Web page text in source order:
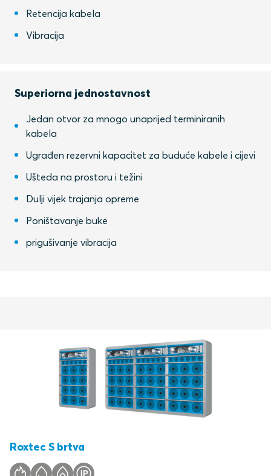
Retencija kabela
Vibracija
Superiorna jednostavnost
Jedan otvor za mnogo unaprijed terminiranih
kabela
Ugrađen rezervni kapacitet za buduće kabele i cijevi
Ušteda na prostoru i težini
Dulji vijek trajanja opreme
Poništavanje buke
prigušivanje vibracija
Roxtec S brtva